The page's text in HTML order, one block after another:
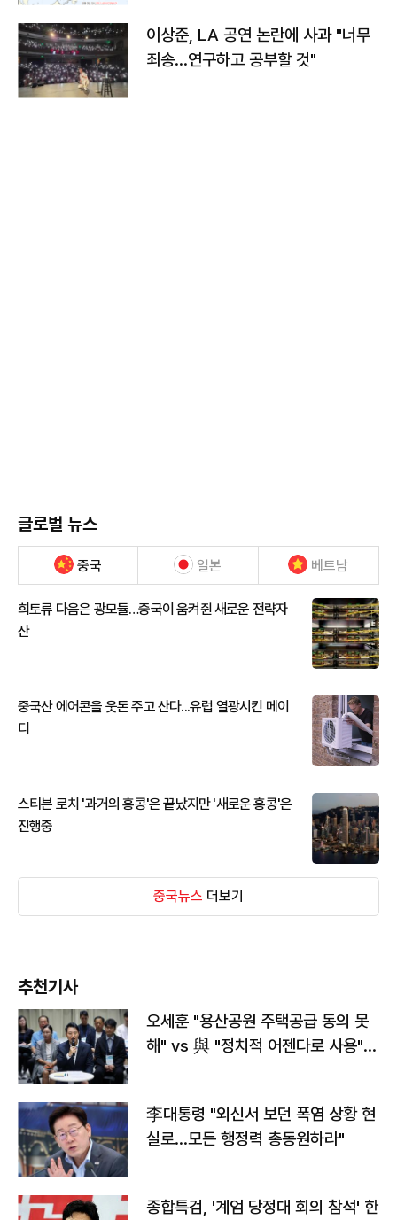
이상준, LA 공연 논란에 사과 "너무
죄송…연구하고 공부할 것"
글로벌 뉴스
중국 일본 베트남
희토류 다음은 광모듈…중국이 움켜쥔 새로운 전략자
산
중국산 에어콘을 웃돈 주고 산다...유럽 열광시킨 메이
디
스티븐 로치 '과거의 홍콩'은 끝났지만 '새로운 홍콩'은
진행중
중국뉴스 더보기
추천기사
오세훈 "용산공원 주택공급 동의 못
해" vs 與 "정치적 어젠다로 사용"
李대통령 "외신서 보던 폭염 상황 현
실로…모든 행정력 총동원하라"
종합특검, '계엄 당정대 회의 참석' 한